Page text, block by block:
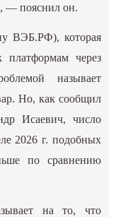
— пояснил он.
ВЭБ.РФ), которая
платформам через
называет
Но, как сообщил
Исаевич, число
2026 г. подобных
по сравнению
на то, что